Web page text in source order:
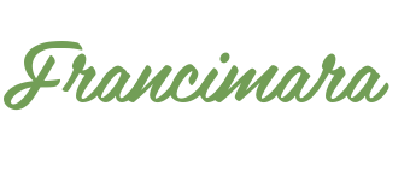
Francimara